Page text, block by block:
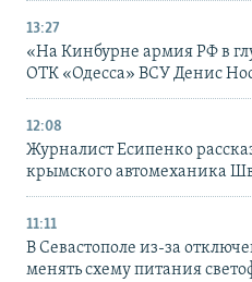
13:27
«На Кинбурне армия РФ в
ОТК «Одесса» ВСУ Денис
12:08
Журналист Есипенко
крымского автомеханика
11:11
В Севастополе из-за
менять схему питания